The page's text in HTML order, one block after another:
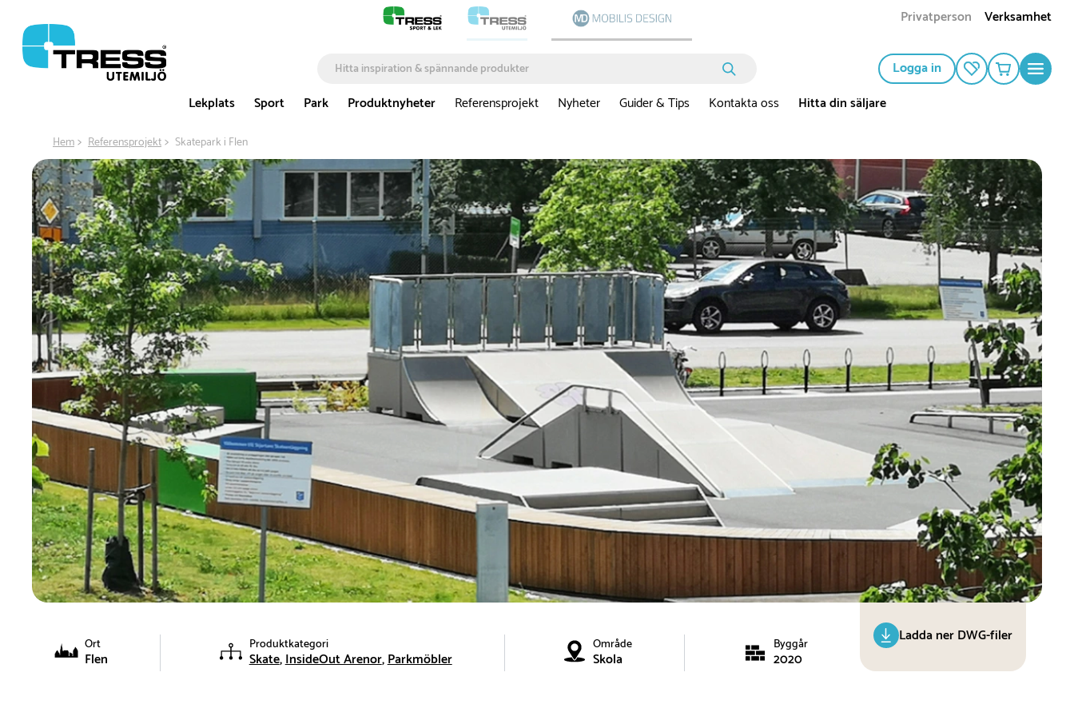
Privatperson Verksamhet
Logga in
Lekplats
Sport Park Produktnyheter Referensprojekt Nyheter Guider & Tips Kontakta oss Hitta din säljare
Hem Referensprojekt Skatepark i Flen
Ort
Flen
Produktkategori
Skate InsideOut Arenor Parkmöbler
Område
Skola
Byggår
2020
Ladda ner DWG-filer